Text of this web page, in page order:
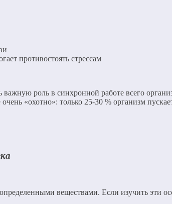
противостоять стрессам
роль в синхронной работе всего
«охотно»: только 25-30 % организм
веществами. Если изучить эти